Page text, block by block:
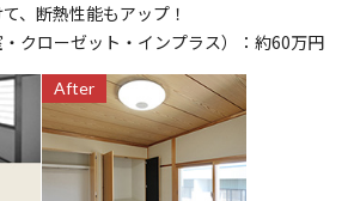
、断熱性能もアップ！
クローゼット・インプラス）：約60万円
After